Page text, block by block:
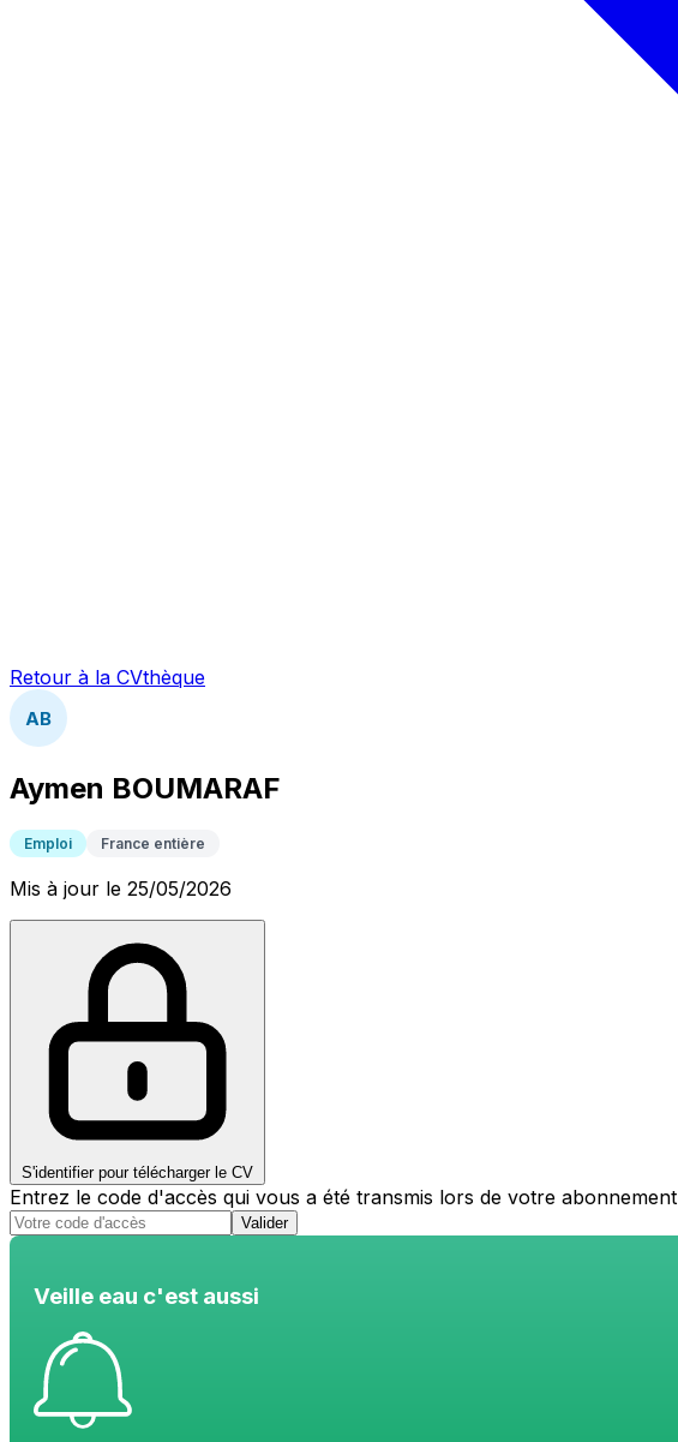
Retour à la CVthèque
AB
Aymen BOUMARAF
Emploi France entière
Mis à jour le 25/05/2026
S'identifier pour télécharger le CV
Entrez le code d'accès qui vous a été transmis lors de votre abonnement
Valider
Veille eau c'est aussi